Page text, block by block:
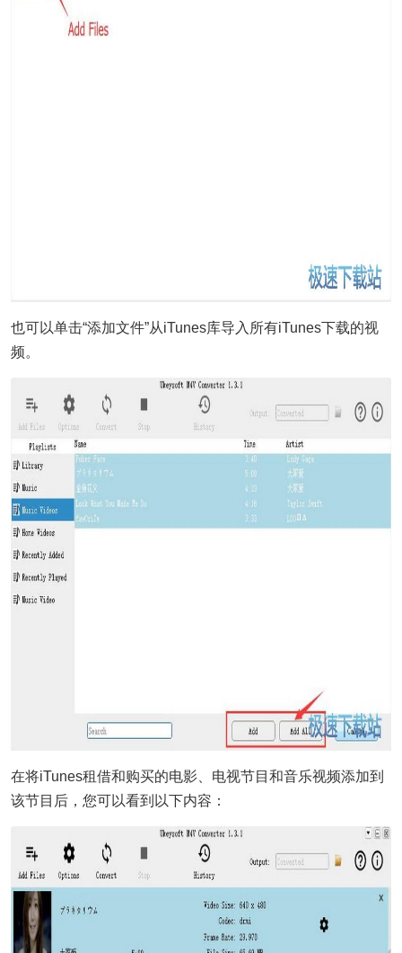
也可以单击“添加文件”从iTunes库导入所有iTunes下载的视
频。
在将iTunes租借和购买的电影、电视节目和音乐视频添加到
该节目后，您可以看到以下内容：